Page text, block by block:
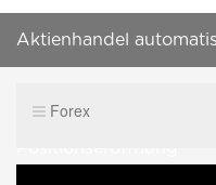
Aktienhandel
Forex